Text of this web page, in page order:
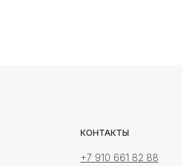
КОНТАКТЫ
+7 910 661 82 88